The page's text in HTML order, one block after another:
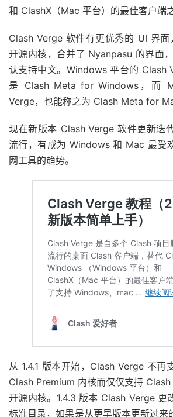
和 ClashX（Mac 平台）的最佳客户端之
Clash Verge 软件有更优秀的 UI 界
开源内核，合并了 Nyanpasu 的界面
认支持中文。Windows 平台的 Clash
是 Clash Meta for Windows，而
Verge，也能称之为 Clash Meta for
现在新版本 Clash Verge 软件更新迭
流行，有成为 Windows 和 Mac 最受
网工具的趋势。
从 1.4.1 版本开始，Clash Verge 不再
Clash Premium 内核而仅仅支持 Clash
开源内核。1.4.3 版本 Clash Verge 更
标准目录，如果是从更早版本更新过来